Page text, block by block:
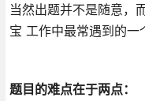
当然出题并不是随意，
宝 工作中最常遇到的一
题目的难点在于两点：